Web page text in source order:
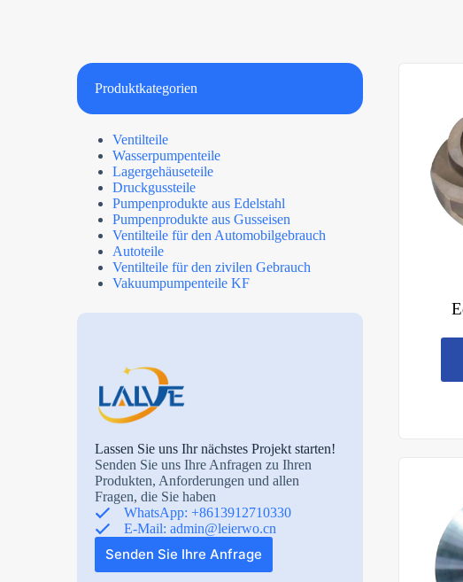
Produktkategorien
Ventilteile
Wasserpumpenteile
Lagergehäuseteile
Druckgussteile
Pumpenprodukte aus Edelstahl
Pumpenprodukte aus Gusseisen
Ventilteile für den Automobilgebrauch
Autoteile
Ventilteile für den zivilen Gebrauch
Vakuumpumpenteile KF
Lassen Sie uns Ihr nächstes Projekt starten!
Senden Sie uns Ihre Anfragen zu Ihren
Produkten, Anforderungen und allen
Fragen, die Sie haben
WhatsApp: +8613912710330
E-Mail:admin@leierwo.cn
Senden Sie Ihre Anfrage